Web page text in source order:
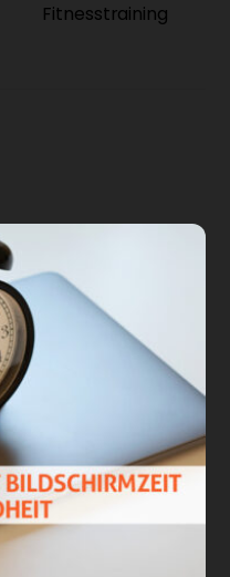
Fitnesstraining